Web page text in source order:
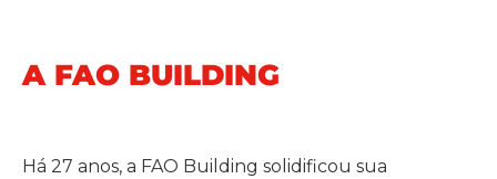
A FAO BUILDING
Há 27 anos, a FAO Building solidificou sua